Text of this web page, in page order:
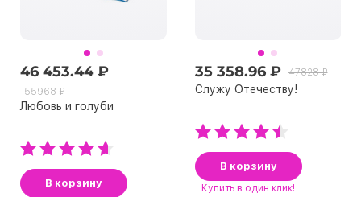
46 453.44 ₽
55968 ₽
Любовь и голуби
В корзину
35 358.96 ₽ 47828 ₽
Служу Отечеству!
В корзину
Купить в один клик!